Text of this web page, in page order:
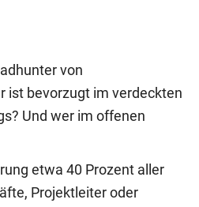
von
ist bevorzugt im verdeckten
Und wer im offenen
etwa 40 Prozent aller
Projektleiter oder